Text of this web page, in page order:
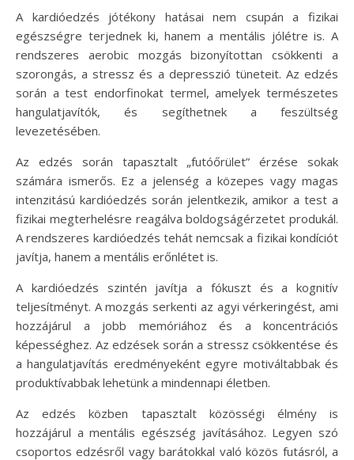
A kardióedzés jótékony hatásai nem csupán a fizikai
egészségre terjednek ki, hanem a mentális jólétre is. A
rendszeres aerobic mozgás bizonyítottan csökkenti a
szorongás, a stressz és a depresszió tüneteit. Az edzés
során a test endorfinokat termel, amelyek természetes
hangulatjavítók, és segíthetnek a feszültség
levezetésében.
Az edzés során tapasztalt „futóőrület” érzése sokak
számára ismerős. Ez a jelenség a közepes vagy magas
intenzitású kardióedzés során jelentkezik, amikor a test a
fizikai megterhelésre reagálva boldogságérzetet produkál.
A rendszeres kardióedzés tehát nemcsak a fizikai kondíciót
javítja, hanem a mentális erőnlétet is.
A kardióedzés szintén javítja a fókuszt és a kognitív
teljesítményt. A mozgás serkenti az agyi vérkeringést, ami
hozzájárul a jobb memóriához és a koncentrációs
képességhez. Az edzések során a stressz csökkentése és
a hangulatjavítás eredményeként egyre motiváltabbak és
produktívabbak lehetünk a mindennapi életben.
Az edzés közben tapasztalt közösségi élmény is
hozzájárul a mentális egészség javításához. Legyen szó
csoportos edzésről vagy barátokkal való közös futásról, a